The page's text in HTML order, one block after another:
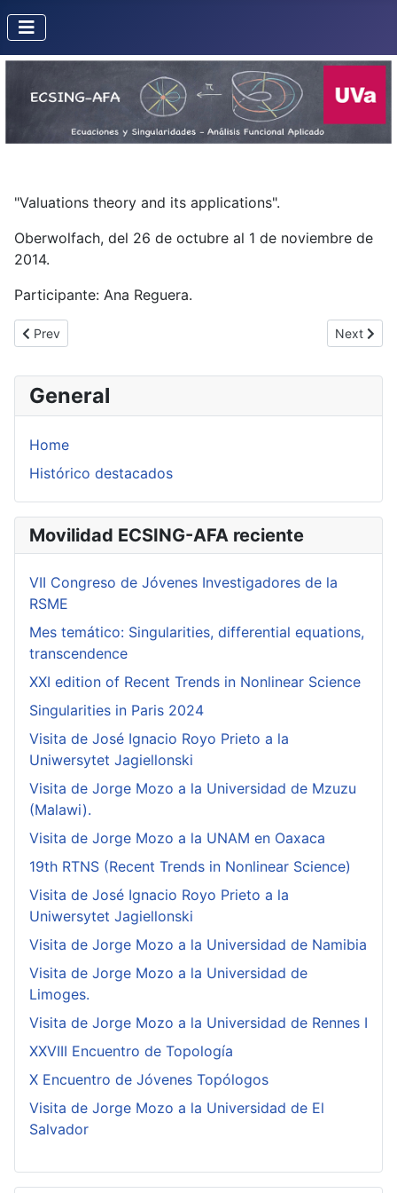
General
Home
Histórico destacados
Movilidad ECSING-AFA reciente
VII Congreso de Jóvenes Investigadores de la
RSME
Mes temático: Singularities, differential equations,
transcendence
XXI edition of Recent Trends in Nonlinear Science
Singularities in Paris 2024
Visita de José Ignacio Royo Prieto a la
Uniwersytet Jagiellonski
Visita de Jorge Mozo a la Universidad de Mzuzu
(Malawi).
Visita de Jorge Mozo a la UNAM en Oaxaca
19th RTNS (Recent Trends in Nonlinear Science)
Visita de José Ignacio Royo Prieto a la
Uniwersytet Jagiellonski
Visita de Jorge Mozo a la Universidad de Namibia
Visita de Jorge Mozo a la Universidad de
Limoges.
Visita de Jorge Mozo a la Universidad de Rennes I
XXVIII Encuentro de Topología
X Encuentro de Jóvenes Topólogos
Visita de Jorge Mozo a la Universidad de El
Salvador
"Valuations theory and its applications".
Oberwolfach, del 26 de octubre al 1 de noviembre de
2014.
Participante: Ana Reguera.
Previous article: Applications de l'approximation de Artin en
Prev Next
Next